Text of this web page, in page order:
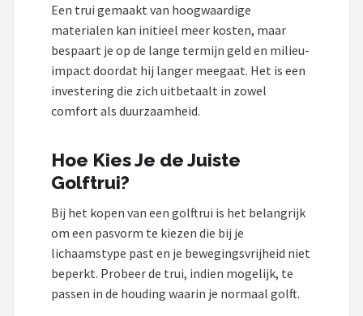
Een trui gemaakt van hoogwaardige
materialen kan initieel meer kosten, maar
bespaart je op de lange termijn geld en milieu-
impact doordat hij langer meegaat. Het is een
investering die zich uitbetaalt in zowel
comfort als duurzaamheid.
Hoe Kies Je de Juiste
Golftrui?
Bij het kopen van een golftrui is het belangrijk
om een pasvorm te kiezen die bij je
lichaamstype past en je bewegingsvrijheid niet
beperkt. Probeer de trui, indien mogelijk, te
passen in de houding waarin je normaal golft.